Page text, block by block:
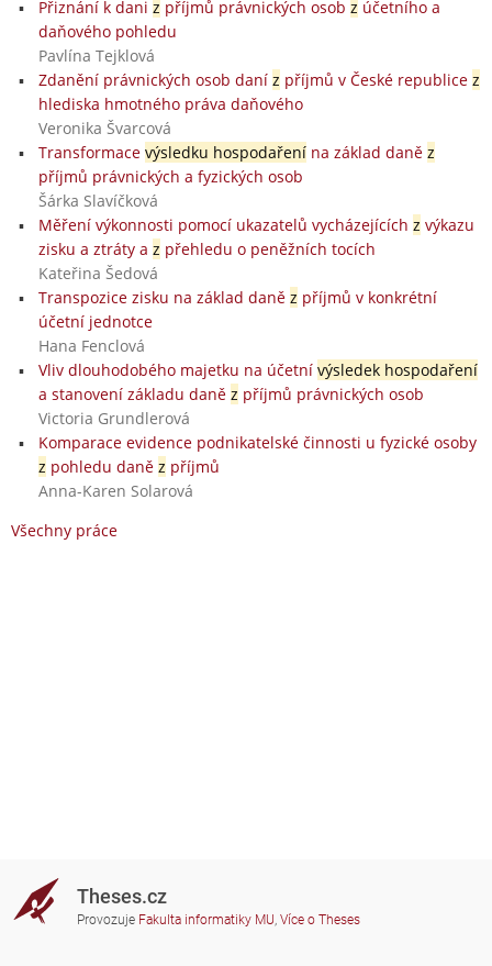
Přiznání k dani z příjmů právnických osob z účetního a
daňového pohledu
Pavlína Tejklová
Zdanění právnických osob daní z příjmů v České republice z
hlediska hmotného práva daňového
Veronika Švarcová
Transformace výsledku hospodařenína základ daně z
příjmů právnických a fyzických osob
Šárka Slavíčková
Měření výkonnosti pomocí ukazatelů vycházejících z výkazu
zisku a ztráty a z přehledu o peněžních tocích
Kateřina Šedová
Transpozice zisku na základ daně z příjmů v konkrétní
účetní jednotce
Hana Fenclová
Vliv dlouhodobého majetku na účetní výsledek hospodaření
a stanovení základu daně z příjmů právnických osob
Victoria Grundlerová
Komparace evidence podnikatelské činnosti u fyzické osoby
z pohledu daně z příjmů
Anna-Karen Solarová
Všechny práce
Theses.cz
Provozuje Fakulta informatiky MU, Více o Theses